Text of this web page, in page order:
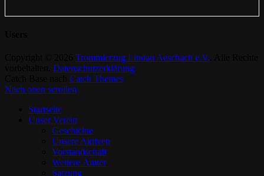
Trommlerzug Lindau Aeschach e.V.
Datenschutzerklärung
Catch Themes
Nach oben scrollen
Startseite
Unser Verein
Geschichte
Unsere Aktiven
Vorstandschaft
Weitere Ämter
Satzung